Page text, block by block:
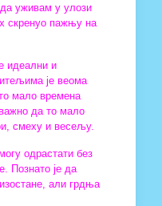
уживам у улози
скренуо пажњу на
идеални и
је веома
мало времена
да то мало
смеху и весељу.
одрастати без
Познато је да
али грдња